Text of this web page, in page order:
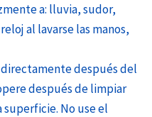
a: lluvia, sudor,
al lavarse las manos,
después del
después de limpiar
No use el